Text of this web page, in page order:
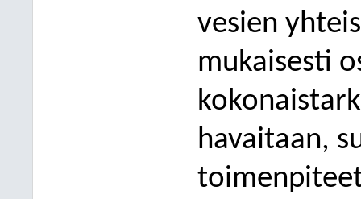
vesien
mukaisesti
havaitaan,